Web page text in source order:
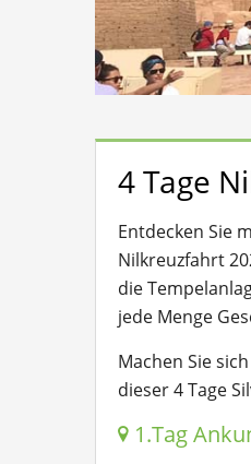
4 Tage
Entdecken Sie
Nilkreuzfahrt
die
jede Menge
Machen Sie
dieser 4 Tage
1.Tag